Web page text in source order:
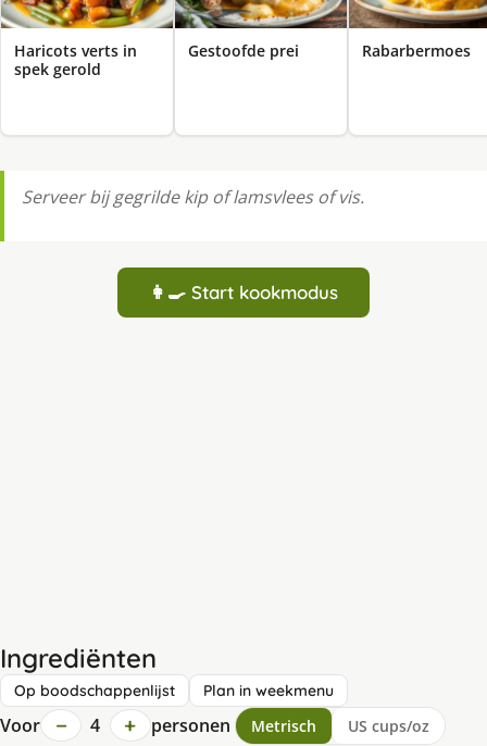
Haricots verts in
spek gerold
Gestoofde prei Rabarbermoes
Serveer bij gegrilde kip of lamsvlees of vis.
👩‍🍳 Start kookmodus
Ingrediënten
Op boodschappenlijst Plan in weekmenu
Voor − 4 + personen Metrisch US cups/oz